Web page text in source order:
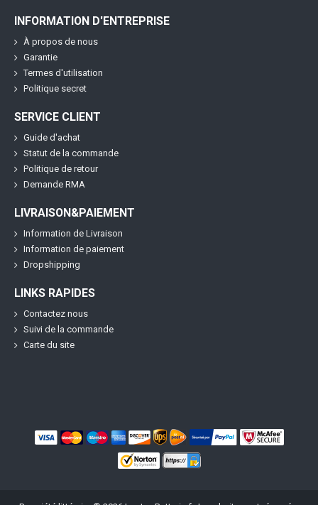
INFORMATION D'ENTREPRISE
À propos de nous
Garantie
Termes d'utilisation
Politique secret
SERVICE CLIENT
Guide d'achat
Statut de la commande
Politique de retour
Demande RMA
LIVRAISON&PAIEMENT
Information de Livraison
Information de paiement
Dropshipping
LINKS RAPIDES
Contactez nous
Suivi de la commande
Carte du site